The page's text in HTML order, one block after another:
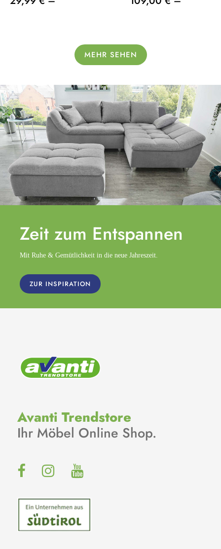
MEHR SEHEN
Zeit zum Entspannen
Mit Ruhe & Gemütlichkeit in die neue Jahreszeit.
ZUR INSPIRATION
Avanti Trendstore
Ihr Möbel Online Shop.